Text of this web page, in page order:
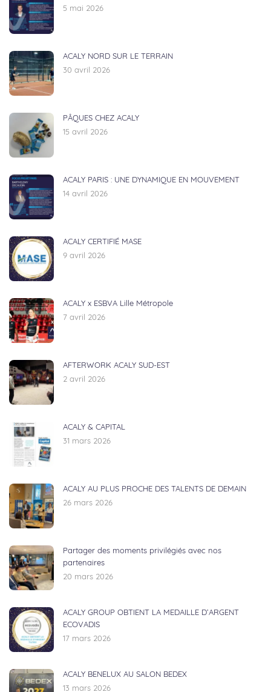
5 mai 2026
ACALY NORD SUR LE TERRAIN
30 avril 2026
PÂQUES CHEZ ACALY
15 avril 2026
ACALY PARIS : UNE DYNAMIQUE EN MOUVEMENT
14 avril 2026
ACALY CERTIFIÉ MASE
9 avril 2026
ACALY x ESBVA Lille Métropole
7 avril 2026
AFTERWORK ACALY SUD-EST
2 avril 2026
ACALY & CAPITAL
31 mars 2026
ACALY AU PLUS PROCHE DES TALENTS DE DEMAIN
26 mars 2026
Partager des moments privilégiés avec nos
partenaires
20 mars 2026
ACALY GROUP OBTIENT LA MEDAILLE D’ARGENT
ECOVADIS
17 mars 2026
ACALY BENELUX AU SALON BEDEX
13 mars 2026